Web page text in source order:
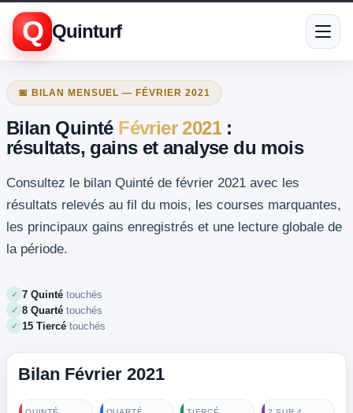
Q Quinturf
📅 BILAN MENSUEL — FÉVRIER 2021
Bilan Quinté Février 2021 :
résultats, gains et analyse du mois
Consultez le bilan Quinté de février 2021 avec les
résultats relevés au fil du mois, les courses marquantes,
les principaux gains enregistrés et une lecture globale de
la période.
✓ 7 Quinté touchés
✓ 8 Quarté touchés
✓ 15 Tiercé touchés
Bilan Février 2021